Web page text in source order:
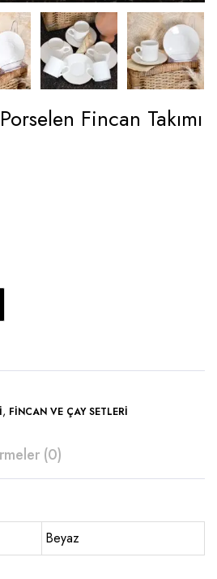
Fincan Takımı
, FINCAN VE ÇAY SETLERI
(0)
Beyaz